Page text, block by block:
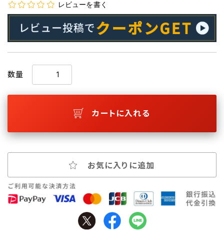
レビューを書く
数量
カートに入れる
お気に入りに追加